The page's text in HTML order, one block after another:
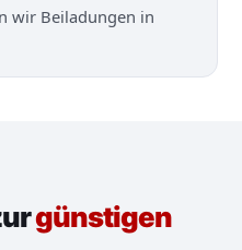
wir Beiladungen in
günstigen